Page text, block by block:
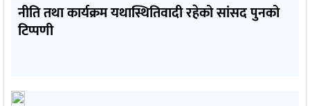
नीति तथा कार्यक्रम यथास्थितिवादी रहेको सांसद पुनको
टिप्पणी